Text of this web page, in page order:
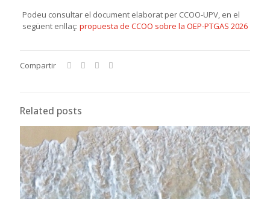
Podeu consultar el document elaborat per CCOO-UPV, en el
següent enllaç: propuesta de CCOO sobre la OEP-PTGAS 2026
Compartir
Related posts